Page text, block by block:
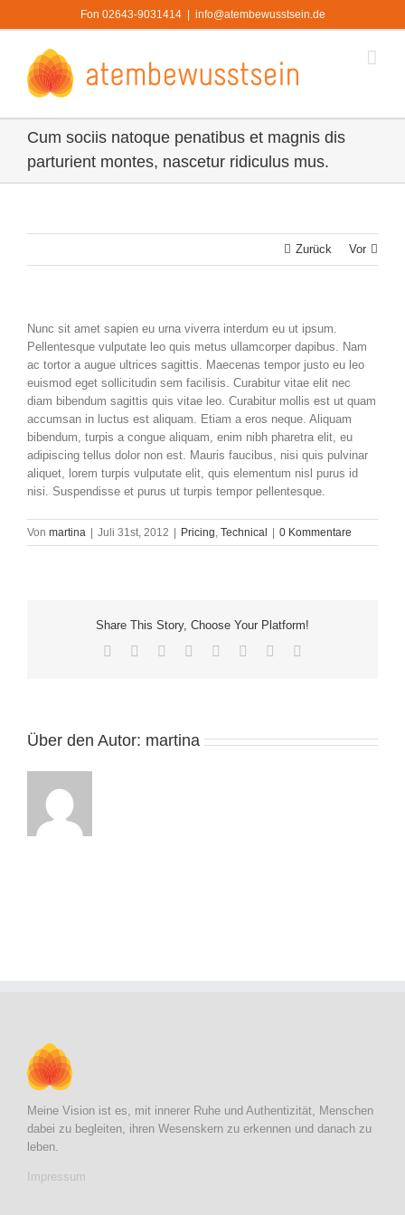
Inhalt
Fon 02643-9031414 info@atembewusstsein.de
Cum sociis natoque penatibus et magnis dis
parturient montes, nascetur ridiculus mus.
Zurück Vor
Nunc sit amet sapien eu urna viverra interdum eu ut ipsum.
Pellentesque vulputate leo quis metus ullamcorper dapibus. Nam
ac tortor a augue ultrices sagittis. Maecenas tempor justo eu leo
euismod eget sollicitudin sem facilisis. Curabitur vitae elit nec
diam bibendum sagittis quis vitae leo. Curabitur mollis est ut quam
accumsan in luctus est aliquam. Etiam a eros neque. Aliquam
bibendum, turpis a congue aliquam, enim nibh pharetra elit, eu
adipiscing tellus dolor non est. Mauris faucibus, nisi quis pulvinar
aliquet, lorem turpis vulputate elit, quis elementum nisl purus id
nisi. Suspendisse et purus ut turpis tempor pellentesque.
Von martina Juli 31st, 2012 Pricing, Technical 0 Kommentare
Share This Story, Choose Your Platform!
Facebook
TwitterReddit LinkedIn
TumblrPinterest
Über den Autor: martina
Meine Vision ist es, mit innerer Ruhe und Authentizität, Menschen
dabei zu begleiten, ihren Wesenskern zu erkennen und danach zu
leben.
Impressum